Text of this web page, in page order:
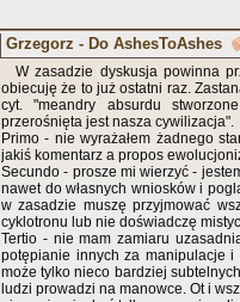
Grzegorz - Do AshesToAshes
W zasadzie dyskusja powinna
obiecuję że to już ostatni raz.
cyt. "meandry absurdu
przerośnięta jest nasza cywilizacja".
Primo - nie wyrażałem żadnego
jakiś komentarz a propos
Secundo - prosze mi wierzyć -
nawet do własnych wniosków i
w zasadzie muszę przyjmować
cyklotronu lub nie doświadczę
Tertio - nie mam zamiaru
potępianie innych za manipulacje i
może tylko nieco bardziej
ludzi prowadzi na manowce. Ot i